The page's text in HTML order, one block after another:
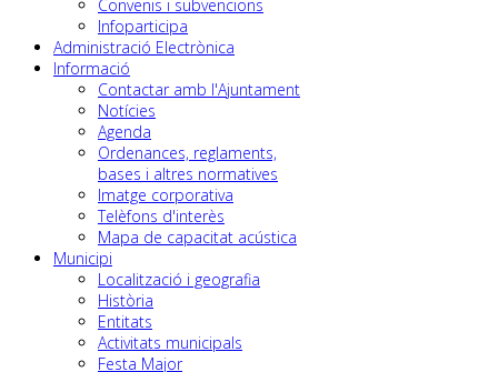
Convenis i subvencions
Infoparticipa
Administració Electrònica
Informació
Contactar amb l'Ajuntament
Notícies
Agenda
Ordenances, reglaments,
bases i altres normatives
Imatge corporativa
Telèfons d'interès
Mapa de capacitat acústica
Municipi
Localització i geografia
Història
Entitats
Activitats municipals
Festa Major